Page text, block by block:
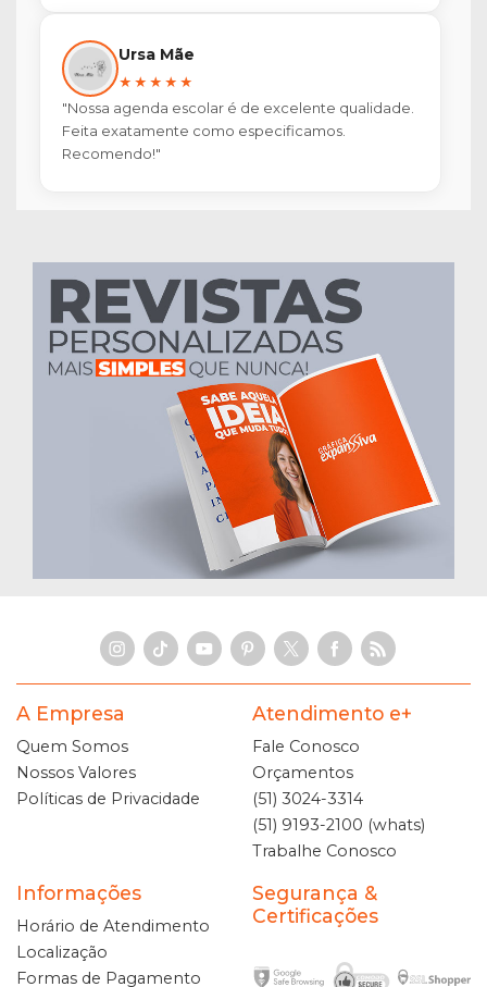
Ursa Mãe
★★★★★
"Nossa agenda escolar é de excelente qualidade.
Feita exatamente como especificamos.
Recomendo!"
A Empresa
Quem Somos
Nossos Valores
Políticas de Privacidade
Atendimento e+
Fale Conosco
Orçamentos
(51) 3024-3314
(51) 9193-2100 (whats)
Trabalhe Conosco
Informações
Horário de Atendimento
Localização
Formas de Pagamento
Segurança &
Certificações